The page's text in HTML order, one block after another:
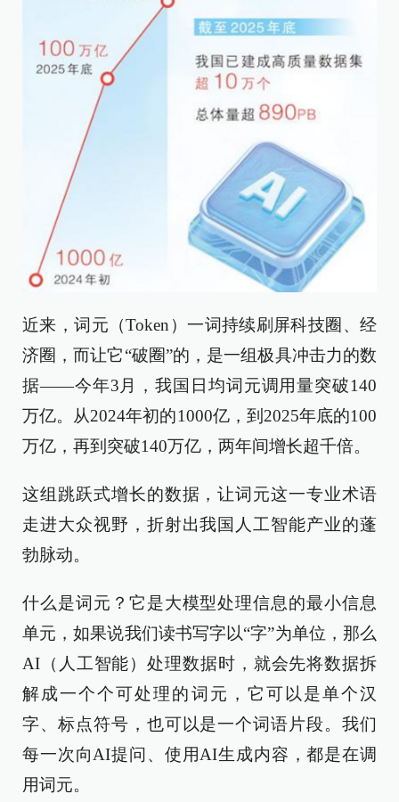
近来，词元（Token）一词持续刷屏科技圈、经
济圈，而让它“破圈”的，是一组极具冲击力的数
据——今年3月，我国日均词元调用量突破140
万亿。从2024年初的1000亿，到2025年底的100
万亿，再到突破140万亿，两年间增长超千倍。
这组跳跃式增长的数据，让词元这一专业术语
走进大众视野，折射出我国人工智能产业的蓬
勃脉动。
什么是词元？它是大模型处理信息的最小信息
单元，如果说我们读书写字以“字”为单位，那么
AI（人工智能）处理数据时，就会先将数据拆
解成一个个可处理的词元，它可以是单个汉
字、标点符号，也可以是一个词语片段。我们
每一次向AI提问、使用AI生成内容，都是在调
用词元。